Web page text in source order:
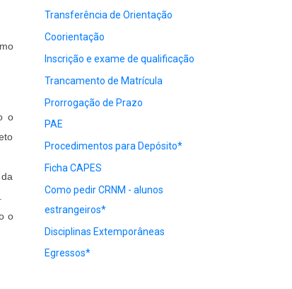
o
o
Transferência de Orientação
Coorientação
Inscrição e exame de qualificação
Trancamento de Matrícula
Prorrogação de Prazo
PAE
Procedimentos para Depósito*
Ficha CAPES
Como pedir CRNM - alunos
estrangeiros*
Disciplinas Extemporâneas
Egressos*